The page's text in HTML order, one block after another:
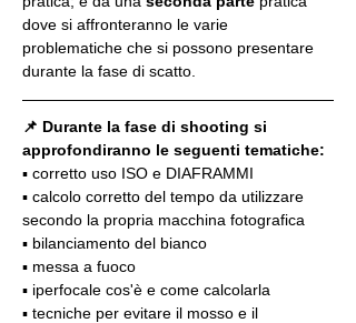
dove si affronteranno le varie
problematiche che si possono presentare
durante la fase di scatto.
📌 Durante la fase di shooting si
approfondiranno le seguenti tematiche:
▪️ corretto uso ISO e DIAFRAMMI
▪️ calcolo corretto del tempo da utilizzare
secondo la propria macchina fotografica
▪️ bilanciamento del bianco
▪️ messa a fuoco
▪️ iperfocale cos'è e come calcolarla
▪️ tecniche per evitare il mosso e il